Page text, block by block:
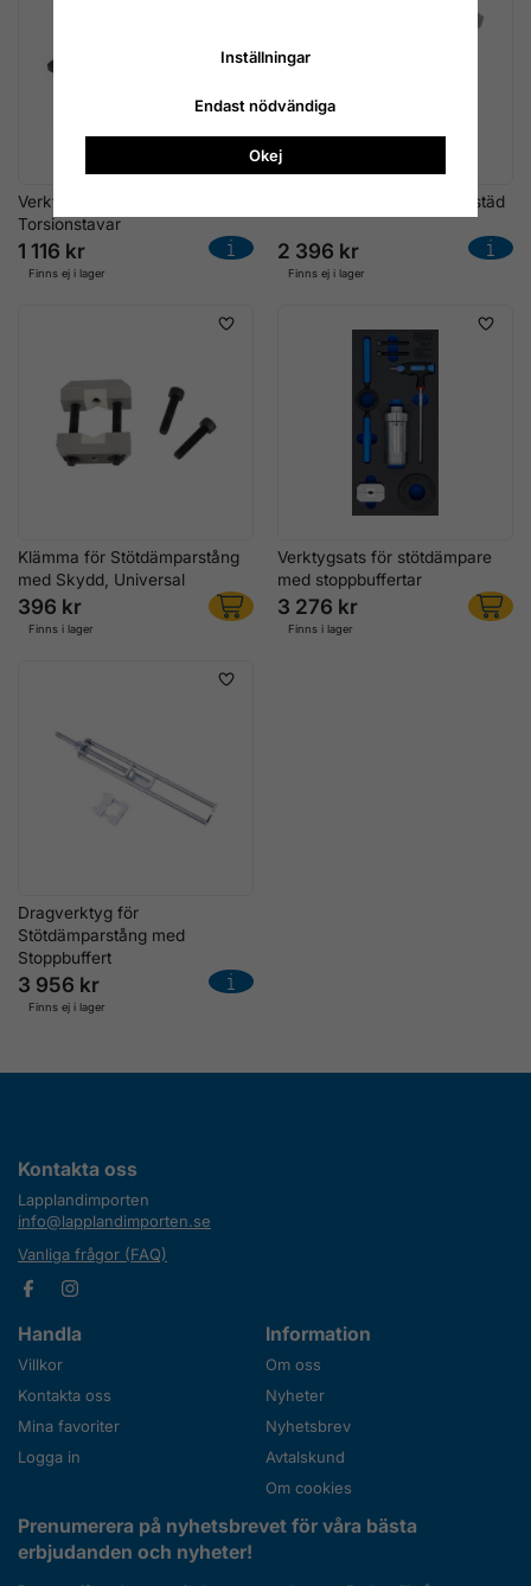
Verktygssats för VW T4
Torsionstavar
1 116 kr
Finns ej i lager
Fjäderbensfäste för skruvstäd
2 396 kr
Finns ej i lager
Klämma för Stötdämparstång
med Skydd, Universal
396 kr
Finns i lager
Verktygsats för stötdämpare
med stoppbuffertar
3 276 kr
Finns i lager
Dragverktyg för
Stötdämparstång med
Stoppbuffert
3 956 kr
Finns ej i lager
Kontakta oss
Lapplandimporten
info@lapplandimporten.se
Vanliga frågor (FAQ)
Handla
Villkor
Kontakta oss
Mina favoriter
Logga in
Information
Om oss
Nyheter
Nyhetsbrev
Avtalskund
Om cookies
Prenumerera på nyhetsbrevet för våra bästa
erbjudanden och nyheter!
Inställningar
Endast nödvändiga
Okej